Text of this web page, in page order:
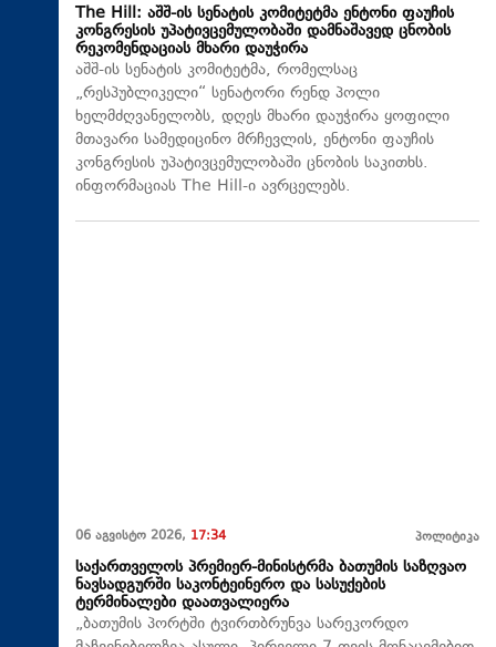
The Hill: აშშ-ის სენატის კომიტეტმა ენტონი ფაუჩის
კონგრესის უპატივცემულობაში დამნაშავედ ცნობის
რეკომენდაციას მხარი დაუჭირა
აშშ-ის სენატის კომიტეტმა, რომელსაც
„რესპუბლიკელი“ სენატორი რენდ პოლი
ხელმძღვანელობს, დღეს მხარი დაუჭირა ყოფილი
მთავარი სამედიცინო მრჩევლის, ენტონი ფაუჩის
კონგრესის უპატივცემულობაში ცნობის საკითხს.
ინფორმაციას The Hill-ი ავრცელებს.
06 აგვისტო 2026, 17:34 პოლიტიკა
საქართველოს პრემიერ-მინისტრმა ბათუმის საზღვაო
ნავსადგურში საკონტეინერო და სასუქების
ტერმინალები დაათვალიერა
„ბათუმის პორტში ტვირთბრუნვა სარეკორდო